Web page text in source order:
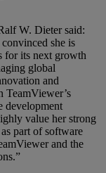
W. Dieter said:
she is
for its next growth
global
and
TeamViewer’s
development
value her strong
part of software
and the